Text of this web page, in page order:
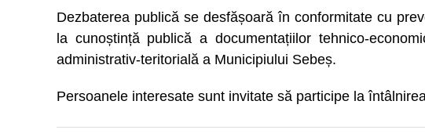
Dezbaterea publică se desfășoară în conformitate cu
la cunoștință publică a documentațiilor tehnico-
administrativ-teritorială a Municipiului Sebeș.
Persoanele interesate sunt invitate să participe la